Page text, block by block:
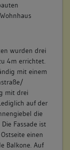
Wohnhaus
wurden drei
4m errichtet.
mit einem
mit drei
auf der
die
Fassade ist
einen
Balkone. Auf